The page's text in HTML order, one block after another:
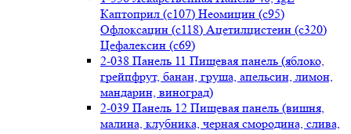
Каптоприл (с107) Неомицин (c95)
Офлоксацин (с118) Ацетилцистеин (с320)
Цефалексин (с69)
2-038 Панель 11 Пищевая панель (яблоко,
грейпфрут, банан, груша, апельсин, лимон,
мандарин, виноград)
2-039 Панель 12 Пищевая панель (вишня,
малина, клубника, черная смородина, слива,